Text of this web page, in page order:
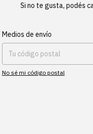
Si no te gusta, podés
Entregas para el CP:
Medios de envío
No sé mi código postal